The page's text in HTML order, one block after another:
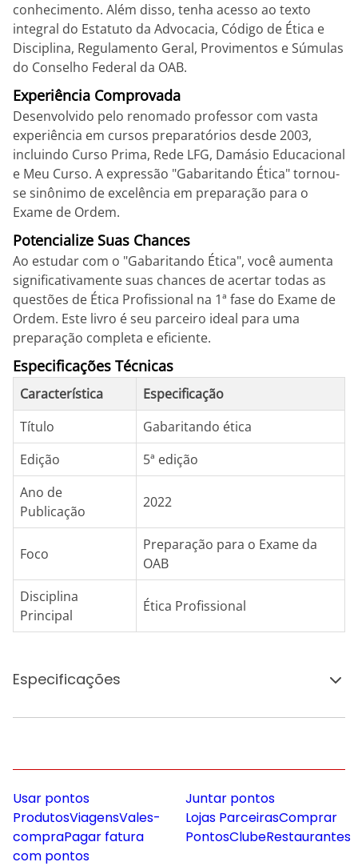
conhecimento. Além disso, tenha acesso ao texto
integral do Estatuto da Advocacia, Código de Ética e
Disciplina, Regulamento Geral, Provimentos e Súmulas
do Conselho Federal da OAB.
Experiência Comprovada
Desenvolvido pelo renomado professor com vasta
experiência em cursos preparatórios desde 2003,
incluindo Curso Prima, Rede LFG, Damásio Educacional
e Meu Curso. A expressão "Gabaritando Ética" tornou-
se sinônimo de excelência em preparação para o
Exame de Ordem.
Potencialize Suas Chances
Ao estudar com o "Gabaritando Ética", você aumenta
significativamente suas chances de acertar todas as
questões de Ética Profissional na 1ª fase do Exame de
Ordem. Este livro é seu parceiro ideal para uma
preparação completa e eficiente.
Especificações Técnicas
Característica
Especificação
Título
Gabaritando ética
Edição
5ª edição
Ano de
Publicação
2022
Foco
Preparação para o Exame da
OAB
Disciplina
Principal
Ética Profissional
Especificações
Usar pontos
ProdutosViagensVales-
compraPagar fatura
com pontos
Juntar pontos
Lojas ParceirasComprar
PontosClubeRestaurantes